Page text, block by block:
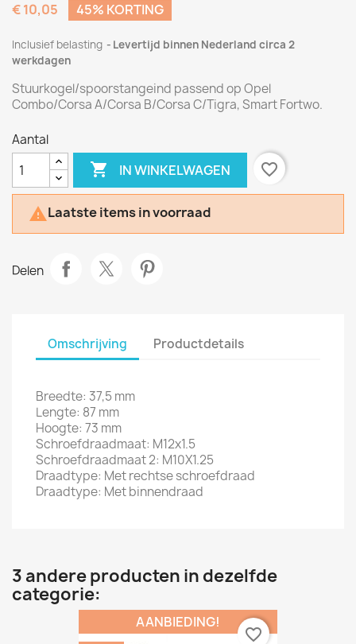
€ 10,05
45% KORTING
Inclusief belasting
Levertijd binnen Nederland circa 2
werkdagen
Stuurkogel/spoorstangeind passend op Opel
Combo/Corsa A/Corsa B/Corsa C/Tigra, Smart Fortwo.
Aantal
 IN WINKELWAGEN favorite_border
Laatste items in voorraad
Delen
Omschrijving Productdetails
Breedte: 37,5 mm
Lengte: 87 mm
Hoogte: 73 mm
Schroefdraadmaat: M12x1.5
Schroefdraadmaat 2: M10X1.25
Draadtype: Met rechtse schroefdraad
Draadtype: Met binnendraad
3 andere producten in dezelfde
categorie:
AANBIEDING!
favorite_border